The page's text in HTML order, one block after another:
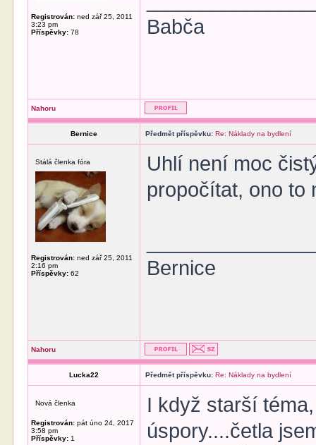
Registrován: ned zář 25, 2011
3:23 pm
Příspěvky: 78
Babča
Nahoru
Bernice Předmět příspěvku: Re: Náklady na bydlení
Stálá členka fóra
Registrován: ned zář 25, 2011
2:16 pm
Příspěvky: 62
Uhlí není moc
propočítat, ono to
Bernice
Nahoru
Lucka22 Předmět příspěvku: Re: Náklady na bydlení
Nová členka
Registrován: pát úno 24, 2017
3:58 pm
Příspěvky: 1
I když starší
úspory....četla